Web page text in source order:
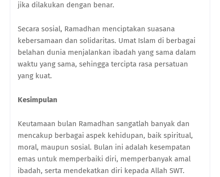
jika dilakukan dengan benar.
Secara sosial, Ramadhan menciptakan suasana
kebersamaan dan solidaritas. Umat Islam di berbagai
belahan dunia menjalankan ibadah yang sama dalam
waktu yang sama, sehingga tercipta rasa persatuan
yang kuat.
Kesimpulan
Keutamaan bulan Ramadhan sangatlah banyak dan
mencakup berbagai aspek kehidupan, baik spiritual,
moral, maupun sosial. Bulan ini adalah kesempatan
emas untuk memperbaiki diri, memperbanyak amal
ibadah, serta mendekatkan diri kepada Allah SWT.